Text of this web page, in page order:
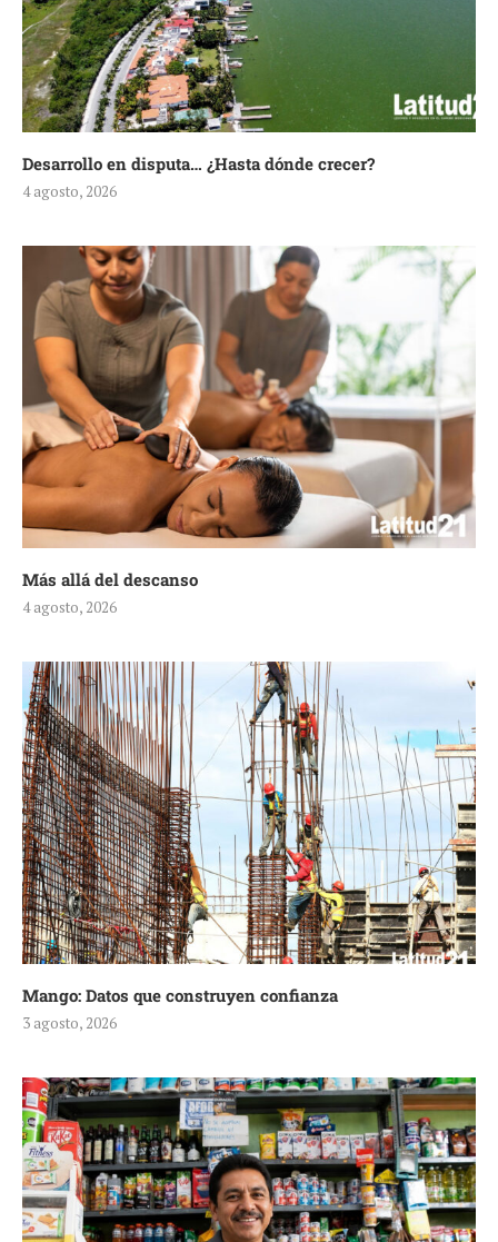
Desarrollo en disputa… ¿Hasta dónde crecer?
4 agosto, 2026
Más allá del descanso
4 agosto, 2026
Mango: Datos que construyen confianza
3 agosto, 2026